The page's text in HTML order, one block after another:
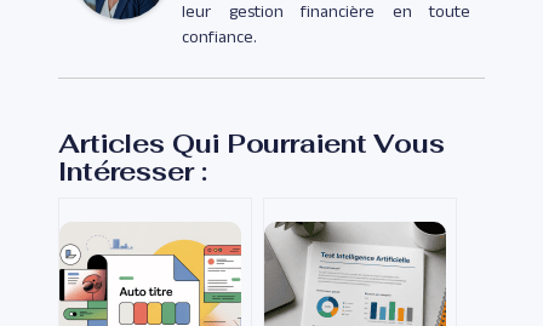
leur gestion financière en toute
confiance.
Articles Qui Pourraient Vous
Intéresser :